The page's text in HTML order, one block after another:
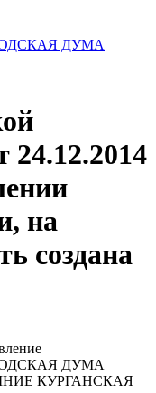
ДУМА
24.12.2014
на
создана
ДУМА
КУРГАНСКАЯ